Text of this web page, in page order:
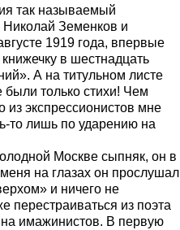
так называемый
Николай Земенков и
1919 года, впервые
в шестнадцать
А на титульном листе
только стихи! Чем
экспрессионистов мне
то лишь по ударению на
Москве сыпняк, он в
на глазах он прослушал
и ничего не
перестраиваться из поэта
на имажинистов. В первую